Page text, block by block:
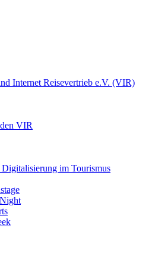
Internet Reisevertrieb e.V. (VIR)
VIR
Digitalisierung im Tourismus